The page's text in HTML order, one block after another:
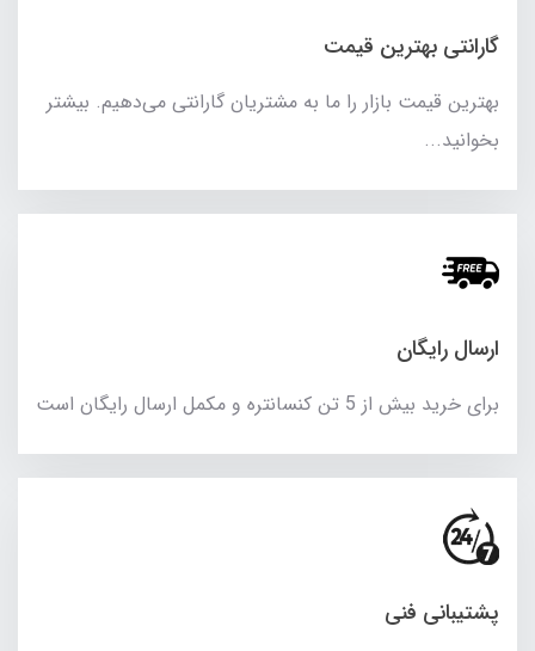
گارانتی بهترین قیمت
بهترین قیمت بازار را ما به مشتریان گارانتی می‌دهیم. بیشتر
بخوانید...
ارسال رایگان
برای خرید بیش از 5 تن کنسانتره و مکمل ارسال رایگان است
پشتیبانی فنی